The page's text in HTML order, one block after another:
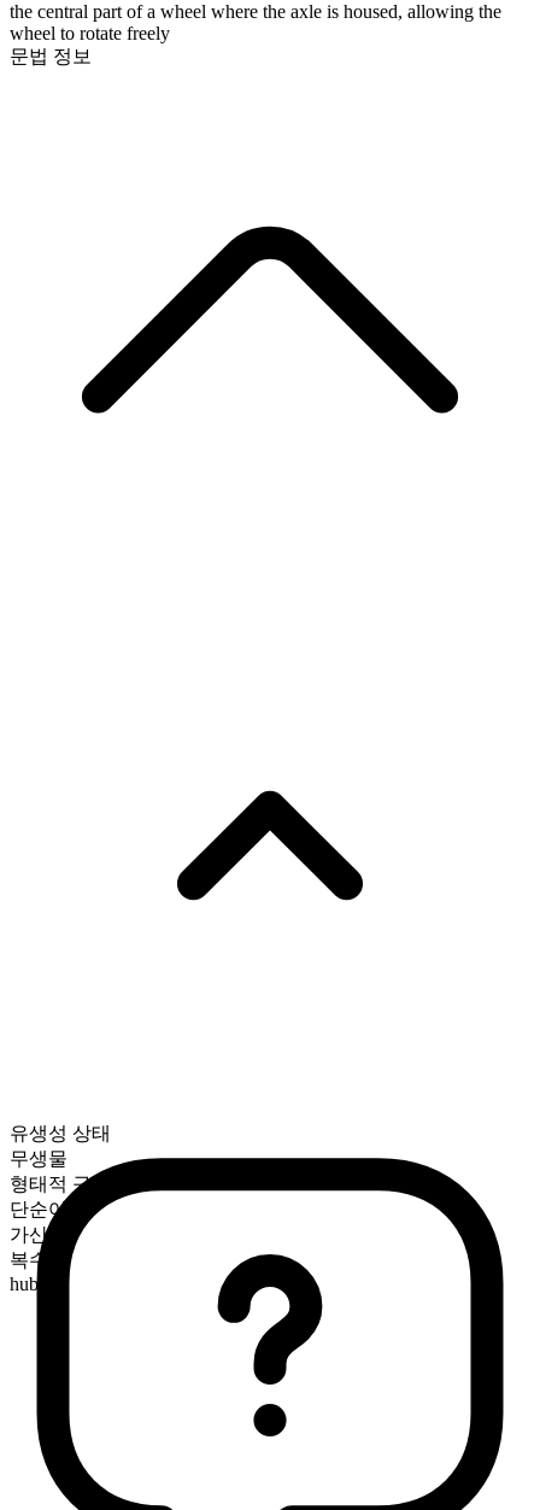
the central part of a wheel where the axle is housed, allowing the
wheel to rotate freely
문법 정보
유생성 상태
무생물
형태적 구성
단순어
가산
복수형
hubs